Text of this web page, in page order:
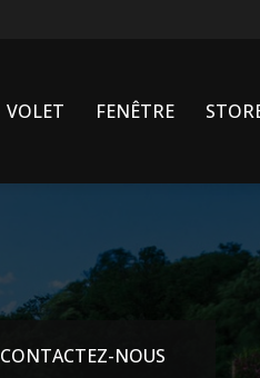
VOLET FENÊTRE
CONTACTEZ-NOUS